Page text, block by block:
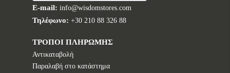
E-mail: info@wisdomstores.com
Τηλέφωνο: +30 210 88 326 88
ΤΡΟΠΟΙ ΠΛΗΡΩΜΗΣ
Αντικαταβολή
Παραλαβή στο κατάστημα